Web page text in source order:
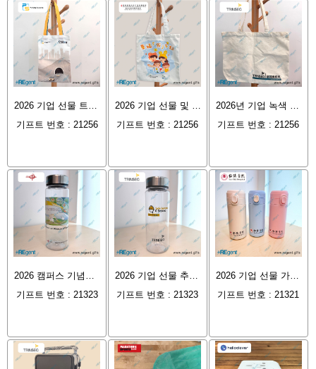
2026 기업 선물 트렌드: 주차장 시스템 선두주자가 본 '투톤 핸드백 캔버스백'이 브랜드 품질과 친환경 실용성을 어떻게 동시에 잡을까
기프트 번호 : 21256
2026 기업 선물 및 NGO 홍보 가이드: 기독교 연합 나타소사 회복 서비스가 맞춤형 에코백을 제작하여 녹색 건강과 지역사회 돌봄을 전하는 방법
기프트 번호 : 21256
2026년 기업 녹색 전환 필수: 글로벌 소재 기업 Trinseo가 '맞춤형 에코백'으로 ESG 브랜드 마케팅을 실현하는 방법
기프트 번호 : 21256
2026 캠퍼스 기념품 및 기업 선물 트렌드: 쿤통 마리노 칼리지(KTMC)가 맞춤형 BPA 프리 물병을 제작하여 캠퍼스의 명예와 친환경 플라스틱 절감 생활을 완벽하게 결합한 사례
기프트 번호 : 21323
2026 기업 선물 추천: 트린세오(Trinseo)가 맞춤형 BPA 프리 물병을 제작하여 친환경 ESG 비즈니스 이미지를 구축하는 방법
기프트 번호 : 21323
2026 기업 선물 가이드: 인치병원이 맞춤형 보온병을 제작하여 브랜드의 따뜻함과 건강 이미지를 전달하는 방법
기프트 번호 : 21321